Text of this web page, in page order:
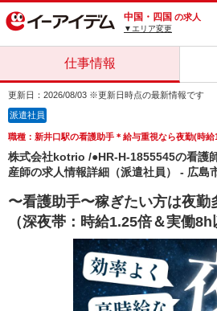
中国・四国 の求人
▼エリア変更
仕事情報
更新日：2026/08/03 ※更新日時点の最新情報です
派遣社員
職種：新井口駅の看護助手＊給与重視なら夜勤(時
株式会社kotrio /●HR-H-1855545の看護
産師の求人情報詳細（派遣社員） - 広島
〜看護助手〜稼ぎたい方は夜
（深夜帯：時給1.25倍＆実働8h